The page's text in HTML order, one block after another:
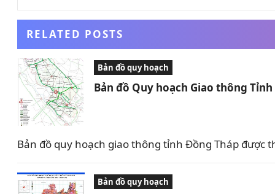
RELATED POSTS
Bản đồ quy hoạch
Bản đồ Quy hoạch Giao thông
Bản đồ quy hoạch giao thông tỉnh Đồng Tháp
Bản đồ quy hoạch